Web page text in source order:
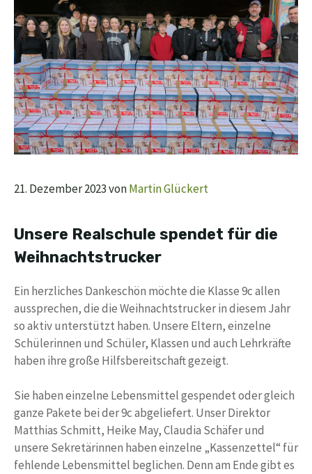
21. Dezember 2023vonMartin Glückert
Unsere Realschule spendet für die
Weihnachtstrucker
Ein herzliches Dankeschön möchte die Klasse 9c allen
aussprechen, die die Weihnachtstrucker in diesem Jahr
so aktiv unterstützt haben. Unsere Eltern, einzelne
Schülerinnen und Schüler, Klassen und auch Lehrkräfte
haben ihre große Hilfsbereitschaft gezeigt.
Sie haben einzelne Lebensmittel gespendet oder gleich
ganze Pakete bei der 9c abgeliefert. Unser Direktor
Matthias Schmitt, Heike May, Claudia Schäfer und
unsere Sekretärinnen haben einzelne „Kassenzettel“ für
fehlende Lebensmittel beglichen. Denn am Ende gibt es